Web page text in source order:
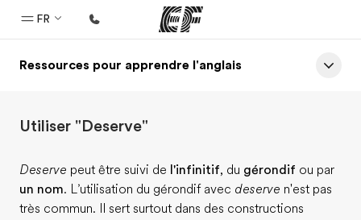
FR
Accueil
Programmes
Bureaux
Ressources pour apprendre l'anglais
Utiliser "Deserve"
Deserve peut être suivi de l'infinitif, du gérondif ou par
un nom. L’utilisation du gérondif avec deserve n'est pas
très commun. Il sert surtout dans des constructions